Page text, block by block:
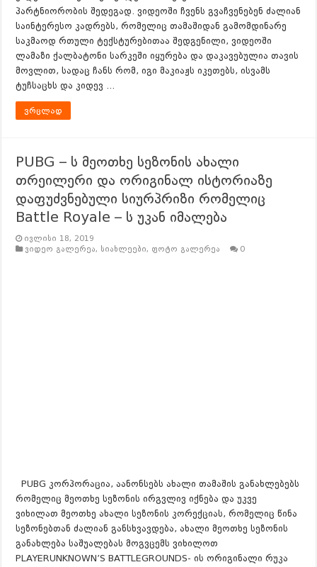
პარტნიორობის შედეგად. ვიდეოში ჩვენს გვაჩვენებენ ძალიან
საინტერესო კადრებს, რომელიც თამაშიდან გამომდინარე
საკმაოდ რთული ტექსტურებითაა შედგენილი, ვიდეოში
ლამაზი ქალბატონი სარკეში იყურება და დაკავებულია თავის
მოვლით, სადაც ჩანს რომ, იგი მაკიაჟს იკეთებს, ისვამს
ტუჩსაცხს და კიდევ …
ვრცლად
PUBG – ს მეოთხე სეზონის ახალი
თრეილერი და ორიგინალ ისტორიაზე
დაფუძვნებული სიურპრიზი რომელიც
Battle Royale – ს უკან იმალება
ივლისი 18, 2019
ვიდეო გალერეა, სიახლეები, ფოტო გალერეა 0
PUBG კორპორაცია, აანონსებს ახალი თამაშის განახლებებს
რომელიც მეოთხე სეზონის ირგვლივ იქნება და უკვე
ვიხილათ მეოთხე ახალი სეზონის კორექციას, რომელიც წინა
სეზონებთან ძალიან განსხვავდება, ახალი მეოთხე სეზონის
განახლება საშუალებას მოგვცემს ვიხილოთ
PLAYERUNKNOWN’S BATTLEGROUNDS- ის ორიგინალი რუკა